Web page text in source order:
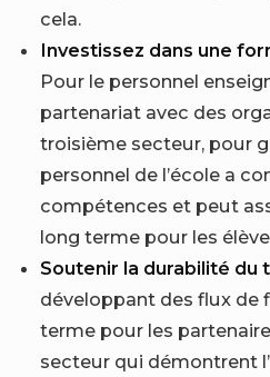
cela.
Investissez dans une
Pour le personnel
partenariat avec des
troisième secteur, pour
personnel de l’école a
compétences et peut
long terme pour les
Soutenir la durabilité du
développant des flux de
terme pour les
secteur qui démontrent